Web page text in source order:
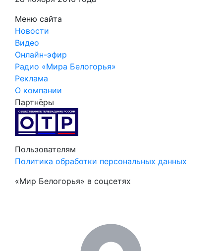
Меню сайта
Новости
Видео
Онлайн-эфир
Радио «Мира Белогорья»
Реклама
О компании
Партнёры
Пользователям
Политика обработки персональных данных
«Мир Белогорья» в соцсетях